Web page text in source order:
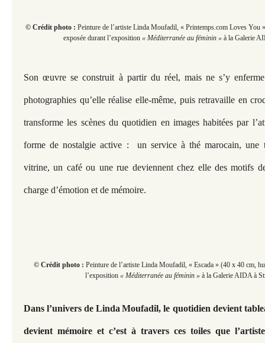
© Crédit photo : Peinture de l’artiste Linda Moufadil, « Printemps.com Loves You
exposée durant l’exposition « Méditerranée au féminin » à la Galerie
Son œuvre se construit à partir du réel, mais ne s’y
photographies qu’elle réalise elle-même, puis retravaille en
transforme les scènes du quotidien en images habitées par
forme de nostalgie active : un service à thé marocain, une
vitrine, un café ou une rue deviennent chez elle des motifs
charge d’émotion et de mémoire.
© Crédit photo : Peinture de l’artiste Linda Moufadil, « Escada » (40 x 40 cm,
l’exposition « Méditerranée au féminin » à la Galerie AIDA à
Dans l’univers de Linda Moufadil, le quotidien devient
devient mémoire et c’est à travers ces toiles que